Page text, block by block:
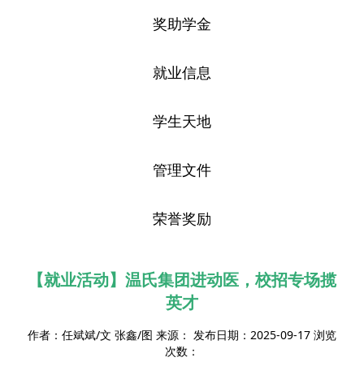
奖助学金
就业信息
学生天地
管理文件
荣誉奖励
【就业活动】温氏集团进动医，校招专场揽
英才
作者：任斌斌/文 张鑫/图 来源： 发布日期：2025-09-17 浏览
次数：